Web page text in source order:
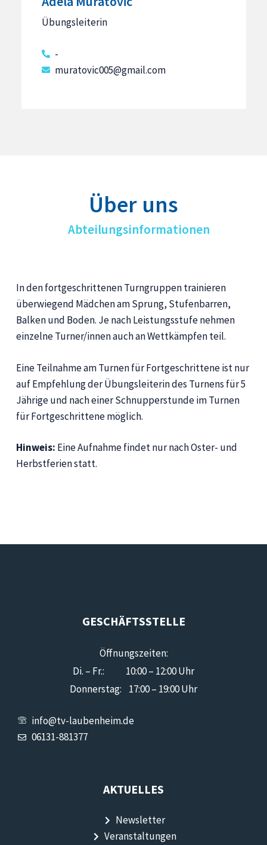
Übungsleiterin
-
muratovic005@gmail.com
Über uns
Abteilungsinformationen
In den fortgeschrittenen Turngruppen trainieren
überwiegend Mädchen am Sprung, Stufenbarren,
Balken und Boden. Je nach Leistungsstufe nehmen
einzelne Turner/innen auch an Wettkämpfen teil.
Eine Teilnahme am Turnen für Fortgeschrittene ist nur
auf Empfehlung der Übungsleiterin des Turnens für 5
Jährige und nach einer Schnupperstunde im Turnen
für Fortgeschrittene möglich.
Hinweis: Eine Aufnahme findet nur nach Oster- und
Herbstferien statt.
GESCHÄFTSSTELLE
Öffnungszeiten:
Di. – Fr.: 10:00 – 12:00 Uhr
Donnerstag: 17:00 – 19:00 Uhr
info@tv-laubenheim.de
06131-881377
AKTUELLES
Newsletter
Veranstaltungen